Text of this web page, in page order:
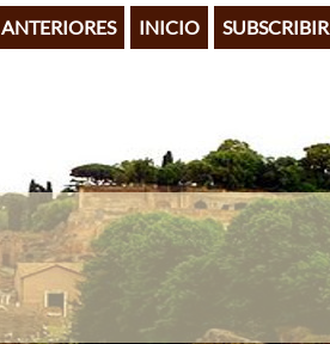
ANTERIORES INICIO SUBSCRIBIR